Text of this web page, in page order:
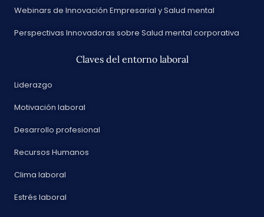
Webinars de Innovación Empresarial y Salud mental
Perspectivas Innovadoras sobre Salud mental corporativa
Claves del entorno laboral
Liderazgo
Motivación laboral
Desarrollo profesional
Recursos Humanos
Clima laboral
Estrés laboral